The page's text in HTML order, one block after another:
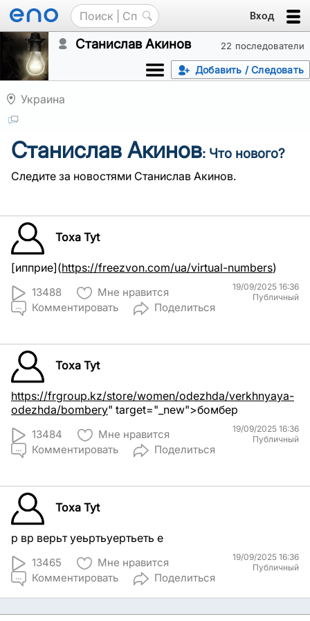
Вход
22 последователи
Станислав Акинов
Добавить / Следовать
Украина
Станислав Акинов: Что нового?
Следите за новостями Станислав Акинов.
Toxa Tyt
[ипприе](https://freezvon.com/ua/virtual-numbers)
19/09/2025 16:36
Публичный
13488
Мне нравится
Комментировать
Поделиться
Toxa Tyt
https://frgroup.kz/store/women/odezhda/verkhnyaya-
odezhda/bombery" target="_new">бомбер
19/09/2025 16:36
Публичный
13484
Мне нравится
Комментировать
Поделиться
Toxa Tyt
р вр верьт уеьртьуертьеть е
19/09/2025 16:36
Публичный
13465
Мне нравится
Комментировать
Поделиться